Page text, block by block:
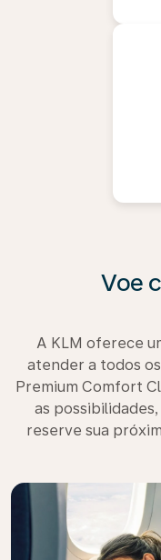
Voe
A KLM oferece
atender a todos
Premium Comfort
as
reserve sua